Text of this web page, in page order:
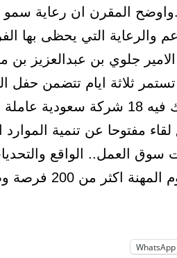
المقرن ان رعاية سمو
والرعاية التي يحظى بها
جلوي بن عبدالعزيز
تستمر ثلاثة ايام تتضمن حفل
ومعرضا ليوم المهنة تشارك فيه 18 شركة
مفتوحا عن تنمية الموارد
سوق العمل.. الواقع
الشركات المشاركة في
WhatsApp